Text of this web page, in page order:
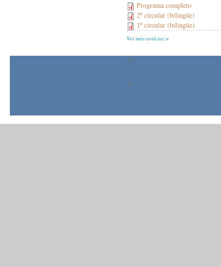
Programa completo
2º circular (bilingüe)
1º circular (bilingüe)
Ver más noticias